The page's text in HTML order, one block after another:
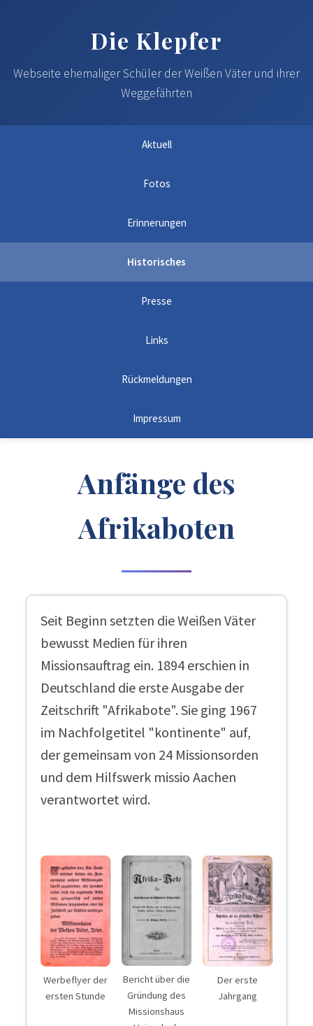
Die Klepfer
Webseite ehemaliger Schüler der Weißen Väter und ihrer
Weggefährten
Aktuell
Fotos
Erinnerungen
Historisches
Presse
Links
Rückmeldungen
Impressum
Anfänge des
Afrikaboten
Seit Beginn setzten die Weißen Väter
bewusst Medien für ihren
Missionsauftrag ein. 1894 erschien in
Deutschland die erste Ausgabe der
Zeitschrift "Afrikabote". Sie ging 1967
im Nachfolgetitel "kontinente" auf,
der gemeinsam von 24 Missionsorden
und dem Hilfswerk missio Aachen
verantwortet wird.
Werbeflyer der
ersten Stunde
Bericht über die
Gründung des
Missionshaus
Der erste
Jahrgang